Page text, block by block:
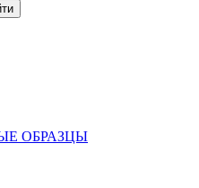
ОБРАЗЦЫ